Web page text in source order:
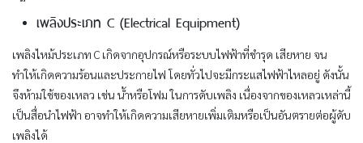
เพลิงประเภท C (Electrical Equipment)
เพลิงไหม้ประเภท C เกิดจากอุปกรณ์หรือระบบไฟฟ้าที่ชำรุด เสียหาย จน
ทำให้เกิดความร้อนและประกายไฟ โดยทั่วไปจะมีกระแสไฟฟ้าไหลอยู่ ดังนั้น
จึงห้ามใช้ของเหลว เช่น น้ำหรือโฟม ในการดับเพลิง เนื่องจากของเหลวเหล่านี้
เป็นสื่อนำไฟฟ้า อาจทำให้เกิดความเสียหายเพิ่มเติมหรือเป็นอันตรายต่อผู้ดับ
เพลิงได้